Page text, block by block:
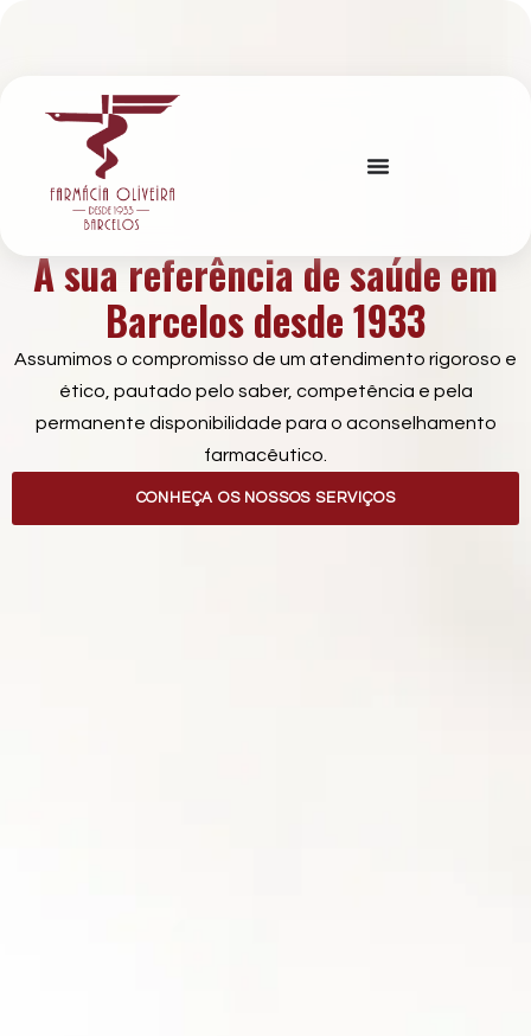
A sua referência de saúde em
Barcelos desde 1933
Assumimos o compromisso de um atendimento rigoroso e
ético, pautado pelo saber, competência e pela
permanente disponibilidade para o aconselhamento
farmacêutico.
CONHEÇA OS NOSSOS SERVIÇOS